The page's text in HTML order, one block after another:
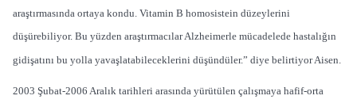
araştırmasında ortaya kondu. Vitamin B homosistein düzeylerini
düşürebiliyor. Bu yüzden araştırmacılar Alzheimerle mücadelede hastalığın
gidişatını bu yolla yavaşlatabileceklerini düşündüler.” diye belirtiyor Aisen.
2003 Şubat-2006 Aralık tarihleri arasında yürütülen çalışmaya hafif-orta